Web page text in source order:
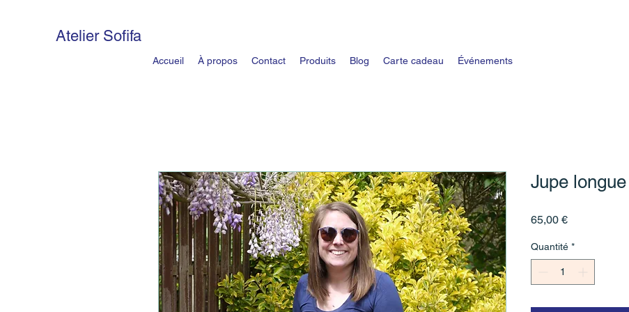
Atelier Sofifa
Accueil À propos Contact Produits Blog Carte cadeau Événements
Jupe longue
65,00 €Prix
Quantité *